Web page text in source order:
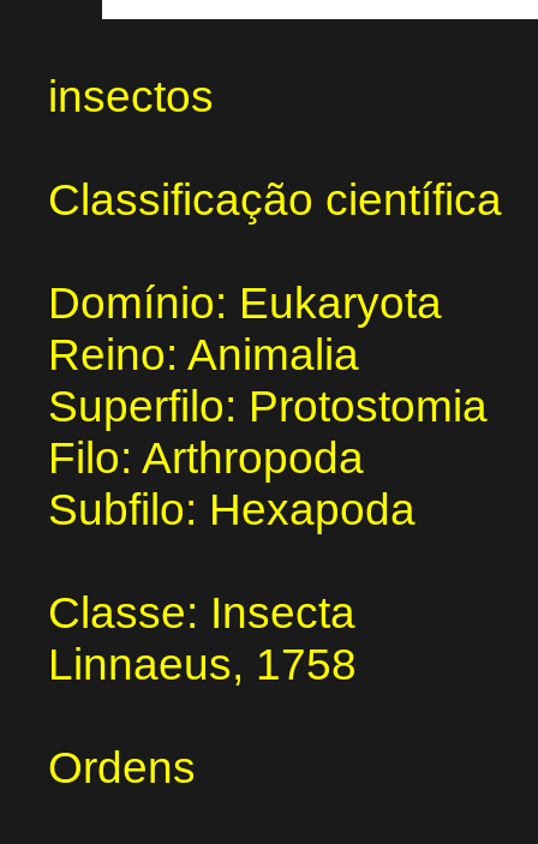
insectos
Classificação científica
Domínio: Eukaryota
Reino: Animalia
Superfilo: Protostomia
Filo: Arthropoda
Subfilo: Hexapoda
Classe: Insecta
Linnaeus, 1758
Ordens